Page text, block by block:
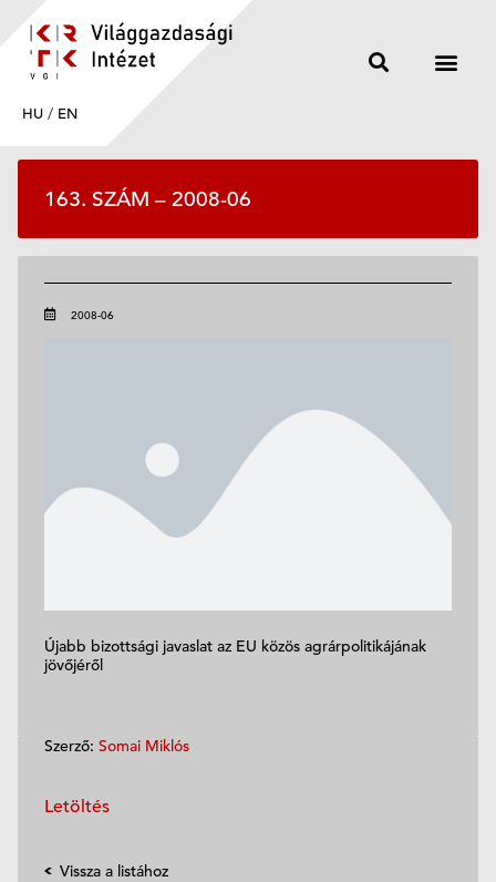
HU / EN
163. SZÁM – 2008-06
2008-06
Újabb bizottsági javaslat az EU közös agrárpolitikájának
jövőjéről
Szerző: Somai Miklós
Letöltés
Vissza a listához